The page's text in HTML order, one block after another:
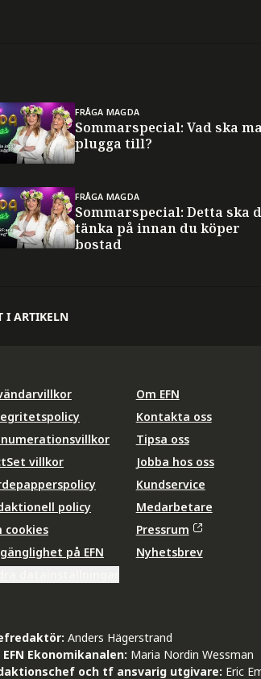
FRÅGA MAGDA
Sommarspecial: Vad ska
plugga till?
FRÅGA MAGDA
Sommarspecial: Detta ska
tänka på innan du köper
bostad
I ARTIKELN
villkor
policy
cookies
på EFN
Om EFN
Kontakta oss
Tipsa oss
Jobba hos oss
Kundservice
Medarbetare
Pressrum
Nyhetsbrev
Anders Hägerstrand
EFN Ekonomikanalen: Maria Nordin Wessman
och tf ansvarig utgivare: Eric